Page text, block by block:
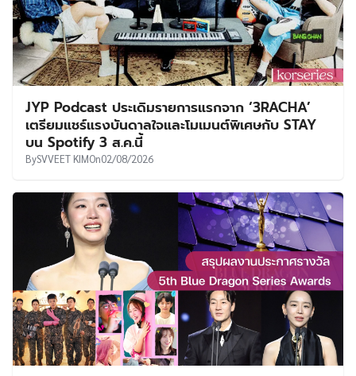
JYP Podcast ประเดิมรายการแรกจาก ‘3RACHA’
เตรียมแชร์แรงบันดาลใจและโมเมนต์พิเศษกับ STAY
บน Spotify 3 ส.ค.นี้
BySVVEET KIMOn02/08/2026